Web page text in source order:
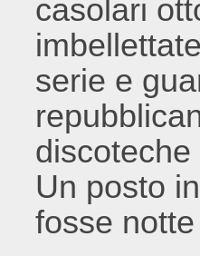
casolari
serie e
Un posto
fosse